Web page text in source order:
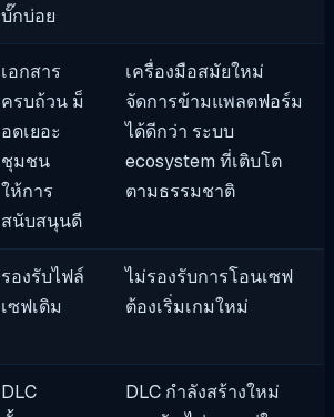
บั๊กบ่อย
เอกสาร
ครบถ้วน ม็
อดเยอะ
ชุมชน
ให้การ
สนับสนุนดี
เครื่องมือสมัยใหม่
จัดการข้ามแพลตฟอร์ม
ได้ดีกว่า ระบบ
ecosystem ที่เติบโต
ตามธรรมชาติ
รองรับไฟล์
เซฟเดิม
ไม่รองรับการโอนเซฟ
ต้องเริ่มเกมใหม่
DLC
DLC กำลังสร้างใหม่